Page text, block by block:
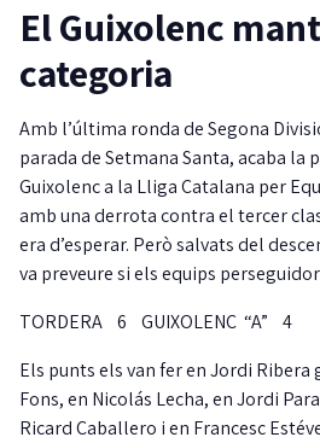
El Guixolenc
categoria
Amb l’última ronda de Segona
parada de Setmana Santa, acaba la
Guixolenc a la Lliga Catalana per
amb una derrota contra el tercer
era d’esperar. Però salvats del
va preveure si els equips
TORDERA 6 GUIXOLENC “A” 4
Els punts els van fer en Jordi Ribera
Fons, en Nicolás Lecha, en Jordi
Ricard Caballero i en Francesc